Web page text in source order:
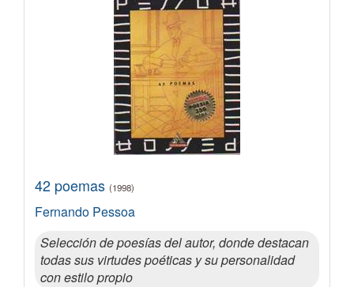
42 poemas (1998)
Fernando Pessoa
Selección de poesías del autor, donde destacan
todas sus virtudes poéticas y su personalidad
con estilo propio